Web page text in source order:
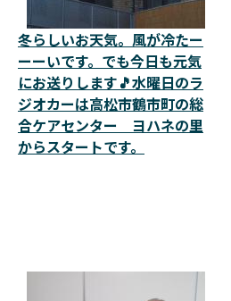
冬らしいお天気。風が冷たー
ーーいです。でも今日も元気
にお送りします🎵水曜日のラ
ジオカーは高松市鶴市町の総
合ケアセンター ヨハネの里
からスタートです。